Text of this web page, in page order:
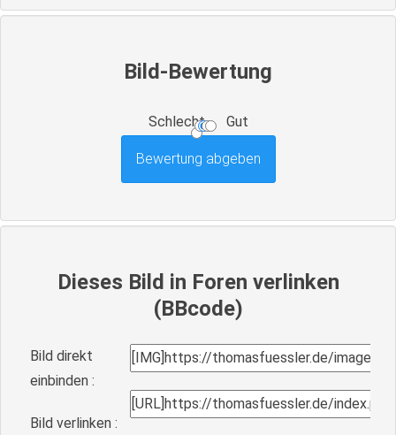
Bild-Bewertung
Schlecht Gut
Dieses Bild in Foren verlinken
(BBcode)
Bild direkt
einbinden :
Bild verlinken :